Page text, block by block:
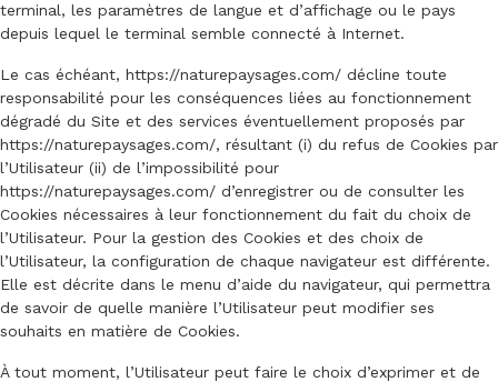
terminal, les paramètres de langue et d’affichage ou le pays
depuis lequel le terminal semble connecté à Internet.
Le cas échéant, https://naturepaysages.com/ décline toute
responsabilité pour les conséquences liées au fonctionnement
dégradé du Site et des services éventuellement proposés par
https://naturepaysages.com/, résultant (i) du refus de Cookies par
l’Utilisateur (ii) de l’impossibilité pour
https://naturepaysages.com/ d’enregistrer ou de consulter les
Cookies nécessaires à leur fonctionnement du fait du choix de
l’Utilisateur. Pour la gestion des Cookies et des choix de
l’Utilisateur, la configuration de chaque navigateur est différente.
Elle est décrite dans le menu d’aide du navigateur, qui permettra
de savoir de quelle manière l’Utilisateur peut modifier ses
souhaits en matière de Cookies.
À tout moment, l’Utilisateur peut faire le choix d’exprimer et de